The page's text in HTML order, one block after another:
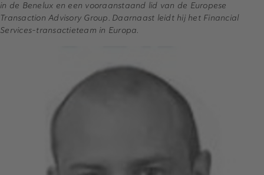
in de Benelux en een vooraanstaand lid van de Europese
Transaction Advisory Group. Daarnaast leidt hij het Financial
Services-transactieteam in Europa.